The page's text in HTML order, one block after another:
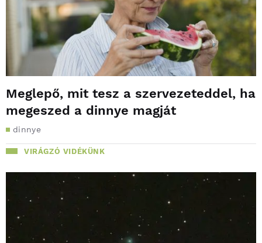
Meglepő, mit tesz a szervezeteddel, ha
megeszed a dinnye magját
dinnye
VIRÁGZÓ VIDÉKÜNK